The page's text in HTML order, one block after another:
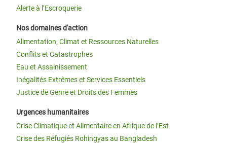
Alerte à l’Escroquerie
Nos domaines d'action
Alimentation, Climat et Ressources Naturelles
Conflits et Catastrophes
Eau et Assainissement
Inégalités Extrêmes et Services Essentiels
Justice de Genre et Droits des Femmes
Urgences humanitaires
Crise Climatique et Alimentaire en Afrique de l’Est
Crise des Réfugiés Rohingyas au Bangladesh